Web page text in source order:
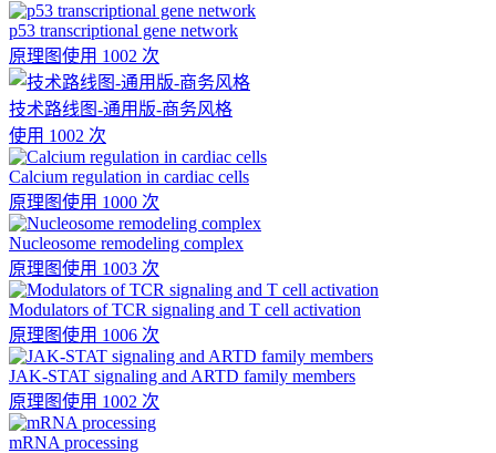
p53 transcriptional gene network
原理图使用 1002 次
技术路线图-通用版-商务风格
使用 1002 次
Calcium regulation in cardiac cells
原理图使用 1000 次
Nucleosome remodeling complex
原理图使用 1003 次
Modulators of TCR signaling and T cell activation
原理图使用 1006 次
JAK-STAT signaling and ARTD family members
原理图使用 1002 次
mRNA processing